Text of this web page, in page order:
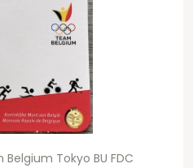
Tokyo BU FDC